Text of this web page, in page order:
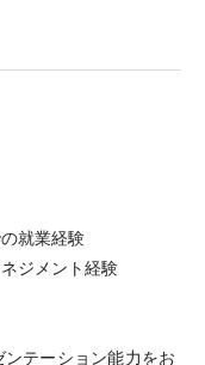
就業経験
ジメント経験
ンテーション能力をお